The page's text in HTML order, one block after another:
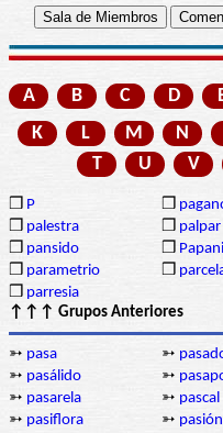
A B C D
K
L M N
T
U V
❒ P ❒
❒ palestra ❒ palpar
❒ pansido ❒
❒ parametrio ❒
❒ parresia
↑↑↑ Grupos Anteriores
➳ pasa ➳
➳ pasálido ➳
➳ pasarela ➳ pascal
➳ pasiflora ➳ pasión